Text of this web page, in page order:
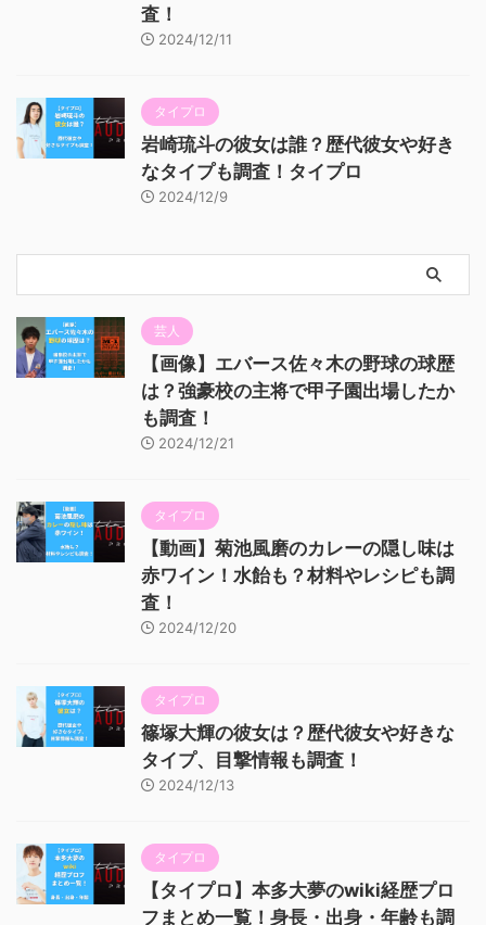
査！
2024/12/11
タイプロ
岩崎琉斗の彼女は誰？歴代彼女や好き
なタイプも調査！タイプロ
2024/12/9
芸人
【画像】エバース佐々木の野球の球歴
は？強豪校の主将で甲子園出場したか
も調査！
2024/12/21
タイプロ
【動画】菊池風磨のカレーの隠し味は
赤ワイン！水飴も？材料やレシピも調
査！
2024/12/20
タイプロ
篠塚大輝の彼女は？歴代彼女や好きな
タイプ、目撃情報も調査！
2024/12/13
タイプロ
【タイプロ】本多大夢のwiki経歴プロ
フまとめ一覧！身長・出身・年齢も調